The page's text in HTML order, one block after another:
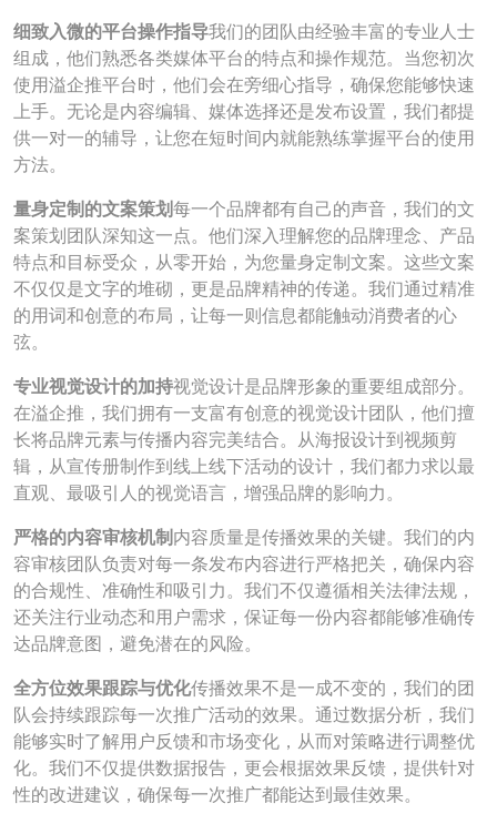
细致入微的平台操作指导我们的团队由经验丰富的专业人士
组成，他们熟悉各类媒体平台的特点和操作规范。当您初次
使用溢企推平台时，他们会在旁细心指导，确保您能够快速
上手。无论是内容编辑、媒体选择还是发布设置，我们都提
供一对一的辅导，让您在短时间内就能熟练掌握平台的使用
方法。
量身定制的文案策划每一个品牌都有自己的声音，我们的文
案策划团队深知这一点。他们深入理解您的品牌理念、产品
特点和目标受众，从零开始，为您量身定制文案。这些文案
不仅仅是文字的堆砌，更是品牌精神的传递。我们通过精准
的用词和创意的布局，让每一则信息都能触动消费者的心
弦。
专业视觉设计的加持视觉设计是品牌形象的重要组成部分。
在溢企推，我们拥有一支富有创意的视觉设计团队，他们擅
长将品牌元素与传播内容完美结合。从海报设计到视频剪
辑，从宣传册制作到线上线下活动的设计，我们都力求以最
直观、最吸引人的视觉语言，增强品牌的影响力。
严格的内容审核机制内容质量是传播效果的关键。我们的内
容审核团队负责对每一条发布内容进行严格把关，确保内容
的合规性、准确性和吸引力。我们不仅遵循相关法律法规，
还关注行业动态和用户需求，保证每一份内容都能够准确传
达品牌意图，避免潜在的风险。
全方位效果跟踪与优化传播效果不是一成不变的，我们的团
队会持续跟踪每一次推广活动的效果。通过数据分析，我们
能够实时了解用户反馈和市场变化，从而对策略进行调整优
化。我们不仅提供数据报告，更会根据效果反馈，提供针对
性的改进建议，确保每一次推广都能达到最佳效果。